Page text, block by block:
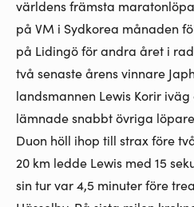
världens främsta
på VM i Sydkorea månaden
på Lidingö för andra året i
två senaste årens vinnare
landsmannen Lewis Korir
lämnade snabbt övriga
Duon höll ihop till strax före
20 km ledde Lewis med 15
sin tur var 4,5 minuter före